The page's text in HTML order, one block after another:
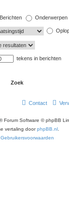
Berichten Onderwerpen
tekens in berichten
Contact
Forum Software © phpBB
vertaling doorphpBB.nl.
Gebruikersvoorwaarden